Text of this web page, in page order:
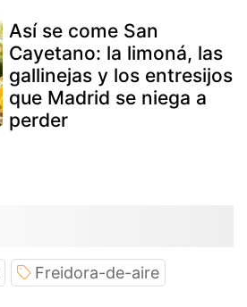
Así se come San
Cayetano: la limoná, las
gallinejas y los entresijos
que Madrid se niega a
perder
Freidora-de-aire